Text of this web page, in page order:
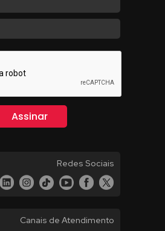
Redes Sociais
Canais de Atendimento